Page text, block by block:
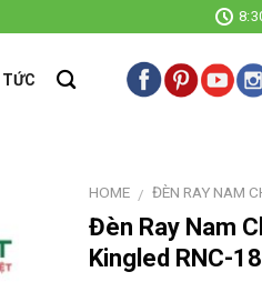
HOME / ĐÈN RAY NAM
Đèn Ray Nam
Kingled RNC-